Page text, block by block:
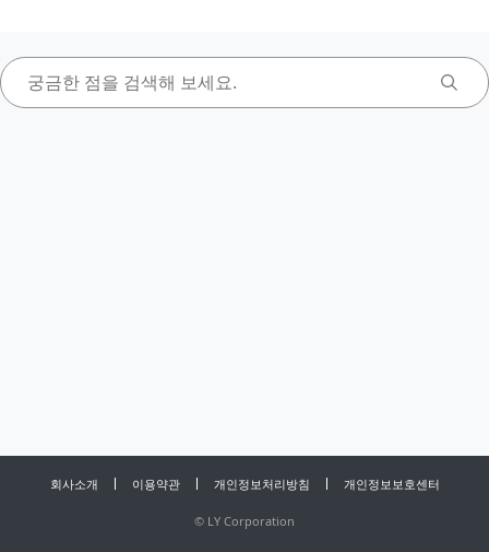
회사소개 이용약관 개인정보처리방침 개인정보보호센터
© LY Corporation